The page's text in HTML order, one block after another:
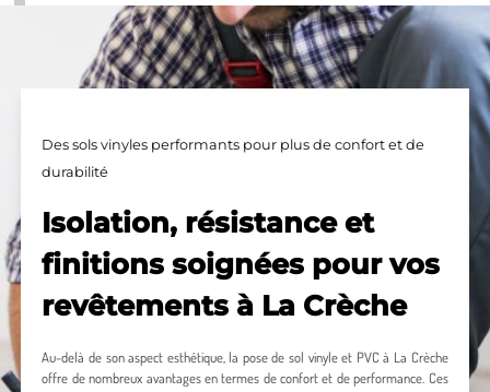
Des sols vinyles performants pour plus de confort et de
durabilité
Isolation, résistance et
finitions soignées pour vos
revêtements à La Crèche
Au-delà de son aspect esthétique, la pose de sol vinyle et PVC à La Crèche
offre de nombreux avantages en termes de confort et de performance. Ces